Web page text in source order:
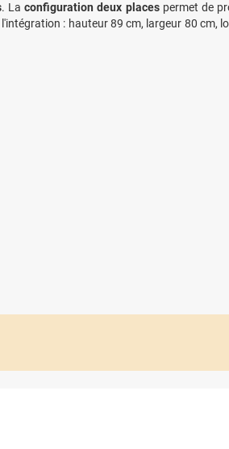
. Laconfiguration deux placespermet de
: hauteur 89 cm, largeur 80 cm,